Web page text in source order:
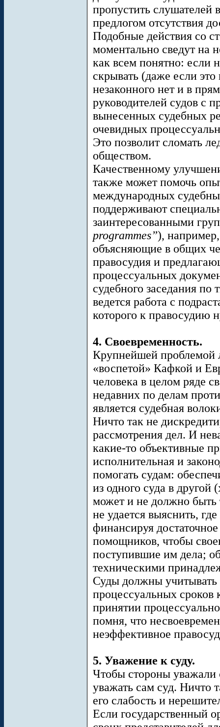
пропустить слушателей
предлогом отсутствия
Подобные действия со
моментально сведут на
как всем понятно: если
скрывать (даже если
незаконного нет и в
руководителей судов с
вынесенных судебных
очевидных
Это позволит сломать
обществом.
Качественному
также может помочь
международных
поддерживают
заинтересованными
programmes”),
объясняющие в общих
правосудия и
процессуальных
судебного заседания
ведется работа с
которого к правосудию
4. Своевременность.
Крупнейшей проблемой
«воспетой» Кафкой и
человека в целом ряде
недавних по делам
является судебная
Ничто так не
рассмотрения дел. И
какие-то объективные
исполнительная и
помогать судам:
из одного суда в другой
может и не должно быть
не удается выяснить,
финансируя
помощников, чтобы
поступившие им дела;
техническими
Суды должны учитывать
процессуальных сроков
принятии
помня, что
неэффективное
5. Уважение к суду.
Чтобы стороны уважали
уважать сам суд. Ничто
его слабость и
Если государственный